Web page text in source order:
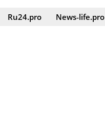
Ru24.pro News‑life.pro